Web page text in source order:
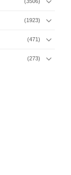
(1923)
(471)
(273)